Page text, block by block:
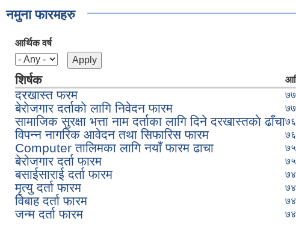
नमुना फारमहरु
आर्थिक वर्ष
शिर्षक
दरखास्त फरम
बेराेजगार दर्ताकाे लागि निवेदन फारम
सामाजिक सुरक्षा भत्ता नाम दर्ताका लागि दिने दरखास्तकाे ढाँचा
विपन्न नागरिक आवेदन तथा सिफारिस फारम
Computer तालिमका लागि नयाँ फारम ढाचा
बेरोजगार दर्ता फारम
बसाईसाराई दर्ता फारम
मृत्यु दर्ता फारम
विबाह दर्ता फारम
जन्म दर्ता फारम